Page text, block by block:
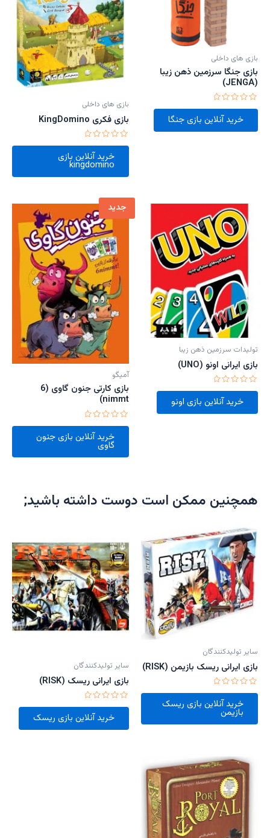
همچنین ممکن است دوست داشته باشید;
سایر تولیدکنندگان
بازی ایرانی ریسک بازیمن (RISK)
امتیاز
خرید آنلاین بازی ریسک
بازیمن
سایر تولیدکنندگان
بازی ایرانی ریسک (RISK)
امتیاز
5
خرید آنلاین بازی ریسک
بازی های داخلی
بازی جنگا سرزمین ذهن زیبا
(JENGA)
امتیاز
5
خرید آنلاین بازی جنگا
بازی های داخلی
بازی فکری KingDomino
امتیاز
خرید آنلاین بازی
kingdomino
تولیدات سرزمین ذهن زیبا
بازی ایرانی اونو (UNO)
امتیاز
5
خرید آنلاین بازی اونو
جدید
آمیگو
بازی کارتی جنون گاوی (6
nimmt)
امتیاز
خرید آنلاین بازی جنون
گاوی